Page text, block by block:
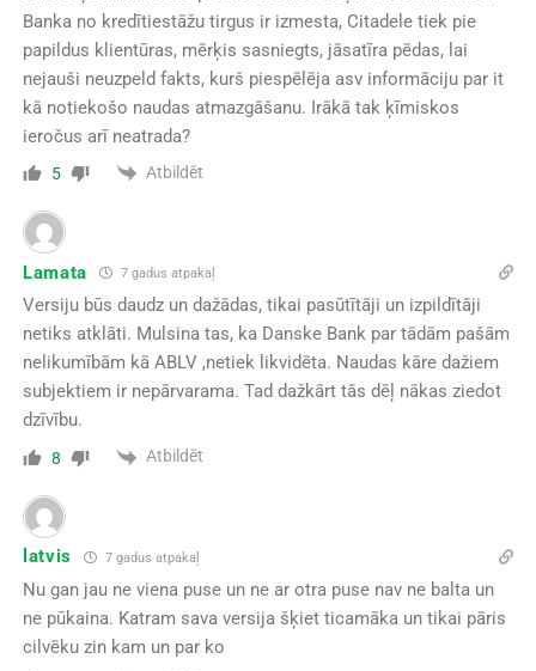
Banka no kredītiestāžu tirgus ir izmesta, Citadele tiek pie
papildus klientūras, mērķis sasniegts, jāsatīra pēdas, lai
nejauši neuzpeld fakts, kurš piespēlēja asv informāciju par it
kā notiekošo naudas atmazgāšanu. Irākā tak ķīmiskos
ieročus arī neatrada?
5 Atbildēt
Lamata 7 gadus atpakaļ
Versiju būs daudz un dažādas, tikai pasūtītāji un izpildītāji
netiks atklāti. Mulsina tas, ka Danske Bank par tādām pašām
nelikumībām kā ABLV ,netiek likvidēta. Naudas kāre dažiem
subjektiem ir nepārvarama. Tad dažkārt tās dēļ nākas ziedot
dzīvību.
8 Atbildēt
latvis 7 gadus atpakaļ
Nu gan jau ne viena puse un ne ar otra puse nav ne balta un
ne pūkaina. Katram sava versija šķiet ticamāka un tikai pāris
cilvēku zin kam un par ko